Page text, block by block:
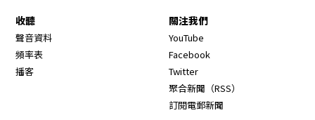
收聽
聲音資料
頻率表
播客
關注我們
YouTube
Facebook
Twitter
聚合新聞（RSS）
訂閱電郵新聞